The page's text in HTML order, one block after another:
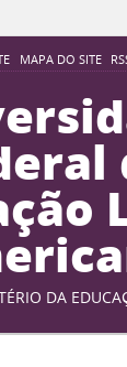
MAPA DO SITE
DA